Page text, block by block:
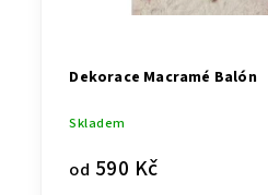
Dekorace Macramé Balón
Skladem
od 590 Kč